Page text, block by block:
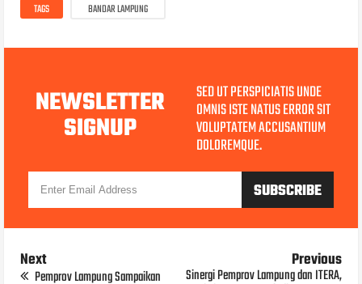
TAGS BANDAR LAMPUNG
NEWSLETTER
SIGNUP
SED UT PERSPICIATIS UNDE
OMNIS ISTE NATUS ERROR SIT
VOLUPTATEM ACCUSANTIUM
DOLOREMQUE.
Next
Pemprov Lampung Sampaikan
Previous
Sinergi Pemprov Lampung dan ITERA,